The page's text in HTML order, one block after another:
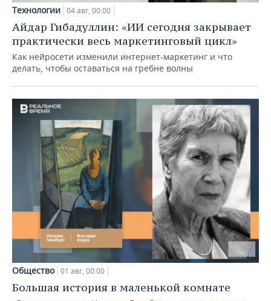
Технологии 04 авг, 00:00
Айдар Гибадуллин: «ИИ сегодня закрывает
практически весь маркетинговый цикл»
Как нейросети изменили интернет-маркетинг и что
делать, чтобы оставаться на гребне волны
Общество 01 авг, 00:00
Большая история в маленькой комнате